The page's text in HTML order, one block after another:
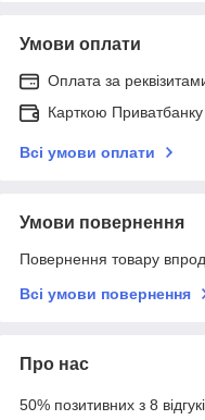
Умови оплати
Оплата за
Карткою
Всі умови оплати
Умови повернення
Повернення товару
Всі умови повернення
Про нас
50% позитивних з 8